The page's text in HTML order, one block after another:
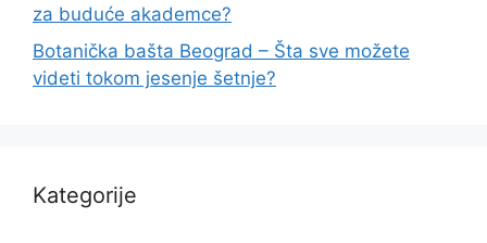
za buduće akademce?
Botanička bašta Beograd – Šta sve možete
videti tokom jesenje šetnje?
Kategorije